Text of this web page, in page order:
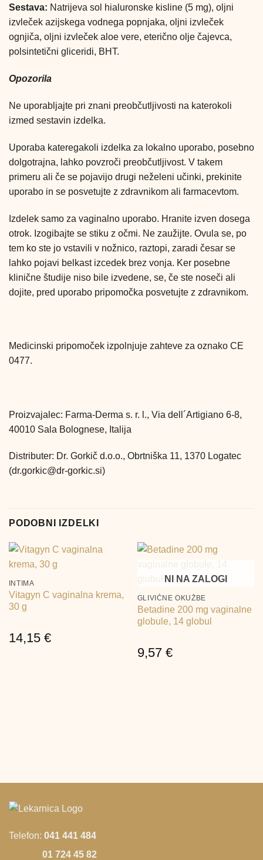
Sestava: Natrijeva sol hialuronske kisline (5 mg), oljni
izvleček azijskega vodnega popnjaka, oljni izvleček
ognjiča, oljni izvleček aloe vere, eterično olje čajevca,
polsintetični gliceridi, BHT.
Opozorila
Ne uporabljajte pri znani preobčutljivosti na katerokoli
izmed sestavin izdelka.
Uporaba kateregakoli izdelka za lokalno uporabo, posebno
dolgotrajna, lahko povzroči preobčutljivost. V takem
primeru ali če se pojavijo drugi neželeni učinki, prekinite
uporabo in se posvetujte z zdravnikom ali farmacevtom.
Izdelek samo za vaginalno uporabo. Hranite izven dosega
otrok. Izogibajte se stiku z očmi. Ne zaužijte. Ovula se, po
tem ko ste jo vstavili v nožnico, raztopi, zaradi česar se
lahko pojavi belkast izcedek brez vonja. Ker posebne
klinične študije niso bile izvedene, se, če ste noseči ali
dojite, pred uporabo pripomočka posvetujte z zdravnikom.
Medicinski pripomoček izpolnjuje zahteve za oznako CE
0477.
Proizvajalec: Farma-Derma s. r. l., Via dell´Artigiano 6-8,
40010 Sala Bolognese, Italija
Distributer: Dr. Gorkič d.o.o., Obrtniška 11, 1370 Logatec
(dr.gorkic@dr-gorkic.si)
PODOBNI IZDELKI
INTIMA
Vitagyn C vaginalna krema,
30 g
14,15 €
NI NA ZALOGI
GLIVIČNE OKUŽBE
Betadine 200 mg vaginalne
globule, 14 globul
9,57 €
Telefon: 041 441 484
01 724 45 82